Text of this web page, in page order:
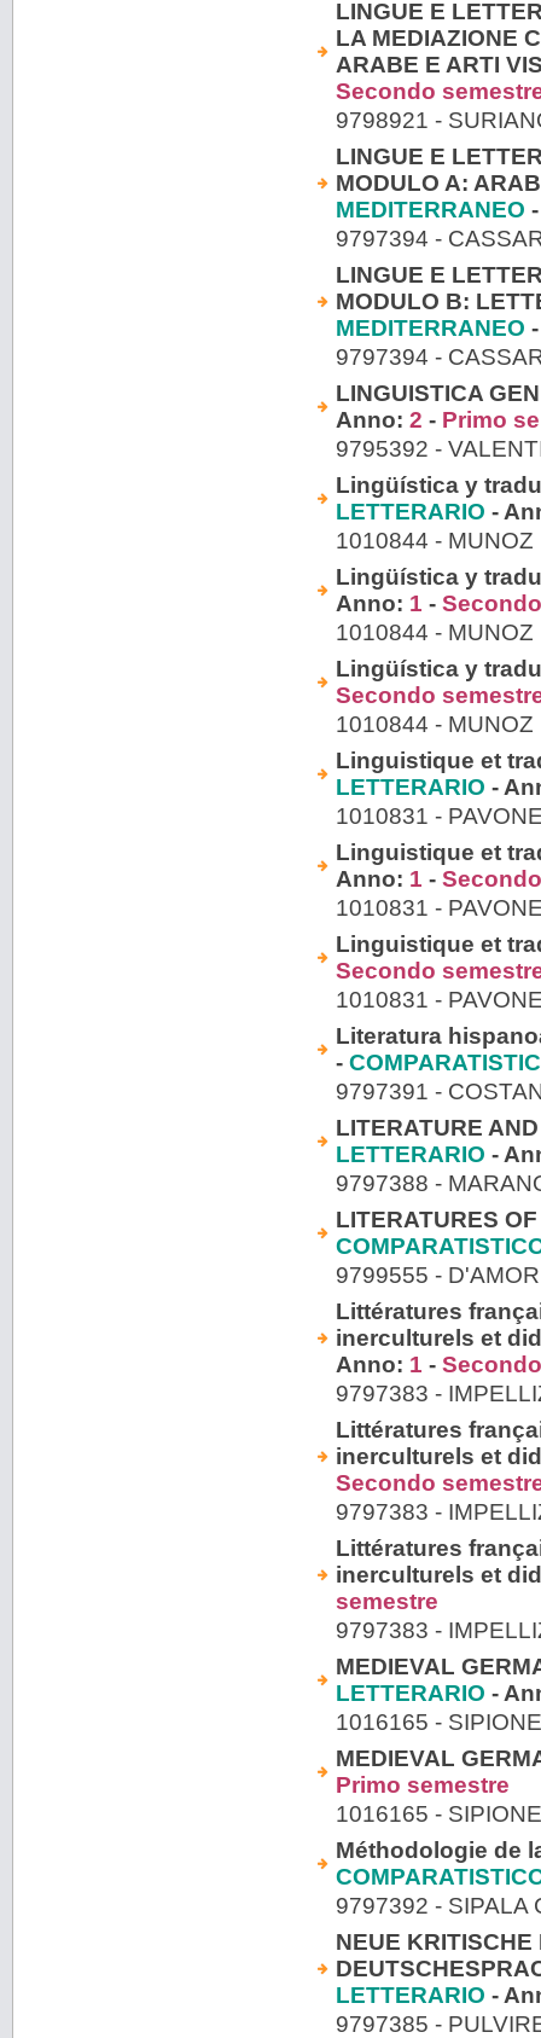
LINGUE E
LA MEDIAZIONE
ARABE E ARTI
Secondo
9798921 -
LINGUE E
MODULO A:
MEDITERRANEO
9797394 -
LINGUE E
MODULO B:
MEDITERRANEO
9797394 -
LINGUISTICA
Anno: 2 - Primo
9795392 -
Lingüística y
LETTERARIO -
1010844 -
Lingüística y
Anno: 1 -
1010844 -
Lingüística y
Secondo
1010844 -
Linguistique et
LETTERARIO -
1010831 -
Linguistique et
Anno: 1 -
1010831 -
Linguistique et
Secondo
1010831 -
Literatura
-
9797391 -
LITERATURE
LETTERARIO -
9797388 -
LITERATURES
9799555 -
Littératures
inerculturels et
Anno: 1 -
9797383 -
Littératures
inerculturels et
Secondo
9797383 -
Littératures
inerculturels et
semestre
9797383 -
MEDIEVAL
LETTERARIO -
1016165 -
MEDIEVAL
Primo semestre
1016165 -
Méthodologie de
9797392 - SIPALA
NEUE
LETTERARIO -
9797385 -